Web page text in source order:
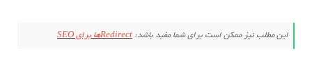
این مطلب نیز ممکن است برای شما مفید باشد: Redirectها برای SEO